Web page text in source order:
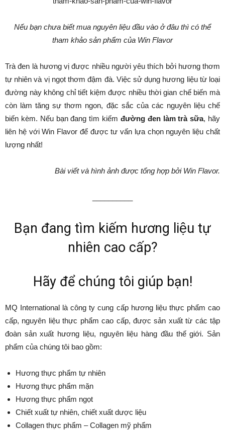
Nếu bạn chưa biết mua nguyên liệu đầu vào ở đâu thì có thể
tham khảo sản phẩm của Win Flavor
Trà đen là hương vị được nhiều người yêu thích bởi hương thơm
tự nhiên và vị ngọt thơm đậm đà. Việc sử dụng hương liệu từ loại
đường này không chỉ tiết kiệm được nhiều thời gian chế biến mà
còn làm tăng sự thơm ngon, đặc sắc của các nguyên liệu chế
biến kèm. Nếu bạn đang tìm kiếm đường đen làm trà sữa, hãy
liên hệ với Win Flavor để được tư vấn lựa chọn nguyên liệu chất
lượng nhất!
Bài viết và hình ảnh được tổng hợp bởi Win Flavor.
Bạn đang tìm kiếm hương liệu tự
nhiên cao cấp?
Hãy để chúng tôi giúp bạn!
MQ International là công ty cung cấp hương liệu thực phẩm cao
cấp, nguyên liệu thực phẩm cao cấp, được sản xuất từ các tập
đoàn sản xuất hương liệu, nguyên liệu hàng đầu thế giới. Sản
phẩm của chúng tôi bao gồm:
Hương thực phẩm tự nhiên
Hương thực phẩm mặn
Hương thực phẩm ngọt
Chiết xuất tự nhiên, chiết xuất dược liệu
Collagen thực phẩm – Collagen mỹ phẩm